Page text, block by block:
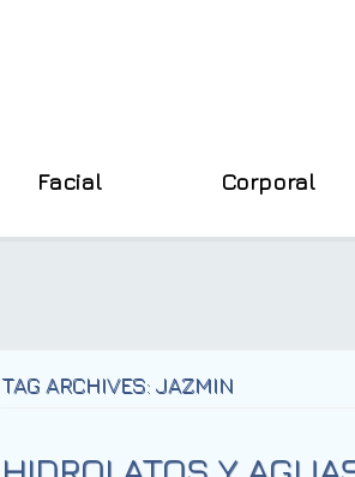
Facial Corporal
TAG ARCHIVES: JAZMIN